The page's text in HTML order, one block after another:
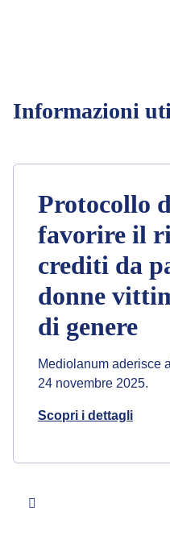
Informazioni
Protocollo
favorire il
crediti da
donne
di genere
Mediolanum aderisce
24 novembre 2025.
Scopri i dettagli
##mpLabelPrev##